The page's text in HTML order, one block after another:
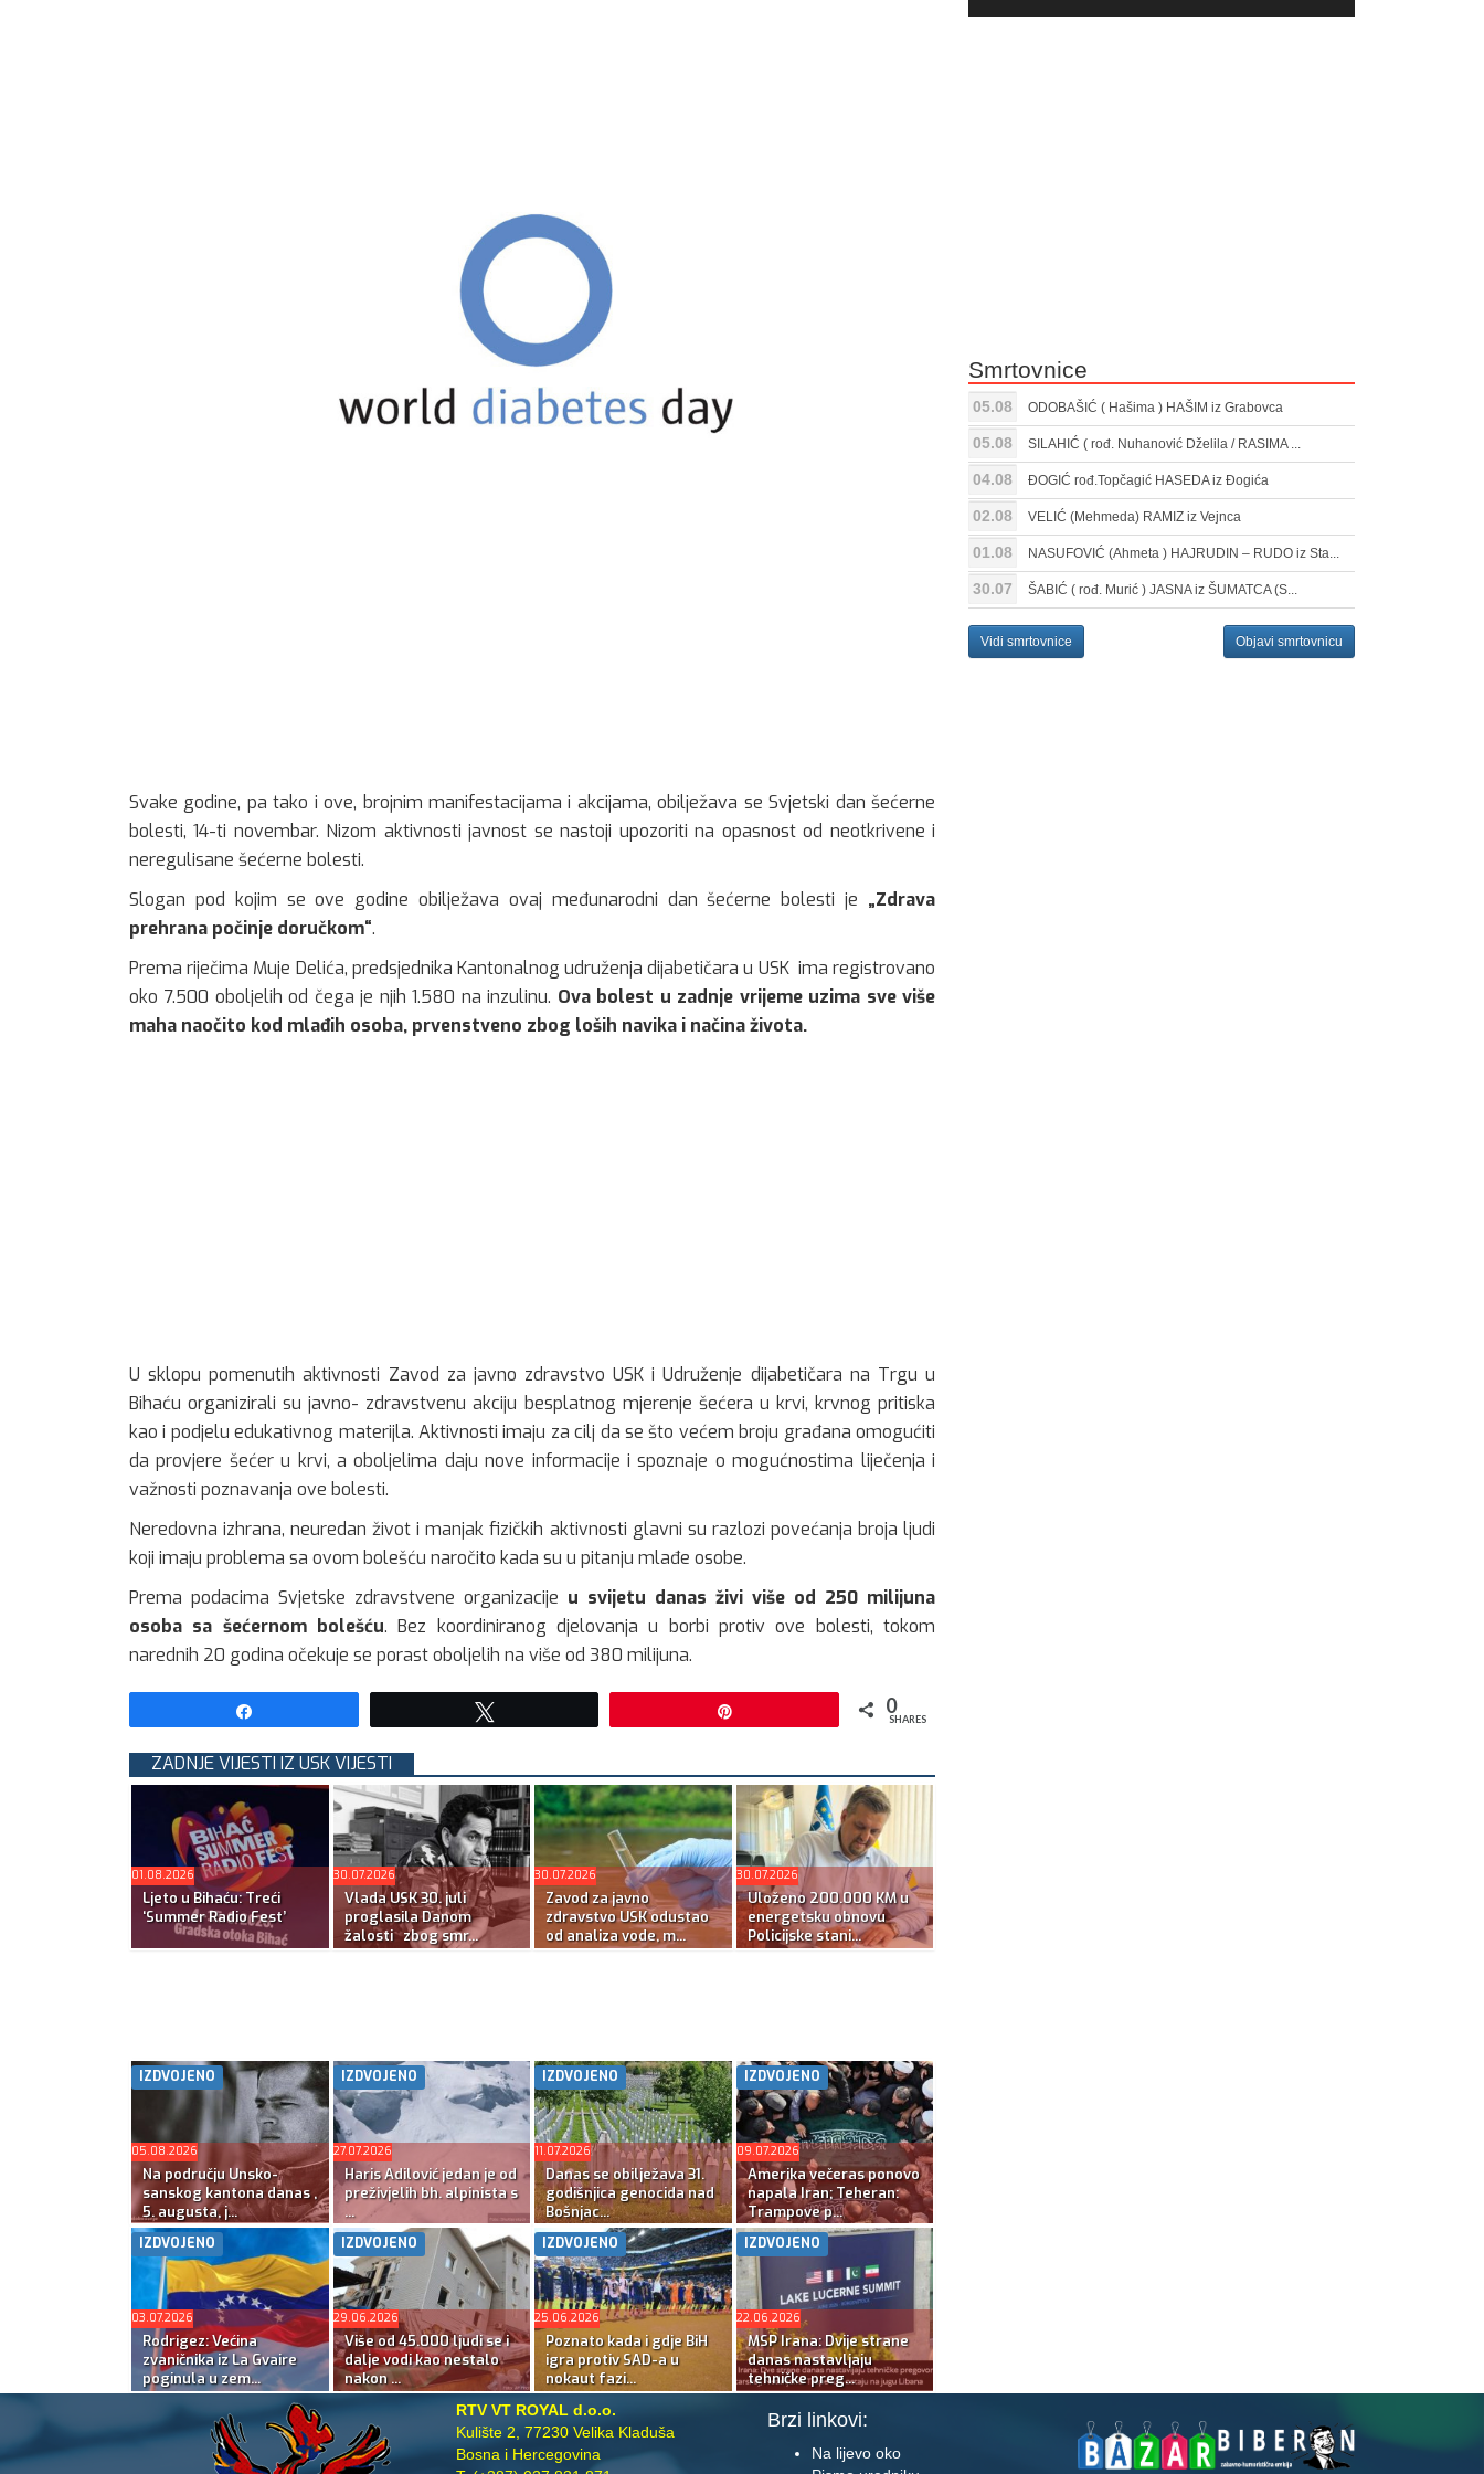
Svake godine, pa tako i ove, brojnim manifestacijama i akcijama, obilježava se Svjetski dan šećerne
bolesti, 14-ti novembar. Nizom aktivnosti javnost se nastoji upozoriti na opasnost od neotkrivene i
neregulisane šećerne bolesti.
Slogan pod kojim se ove godine obilježava ovaj međunarodni dan šećerne bolesti je „Zdrava
prehrana počinje doručkom“.
Prema riječima Muje Delića, predsjednika Kantonalnog udruženja dijabetičara u USK ima registrovano
oko 7.500 oboljelih od čega je njih 1.580 na inzulinu. Ova bolest u zadnje vrijeme uzima sve više
maha naočito kod mlađih osoba, prvenstveno zbog loših navika i načina života.
U sklopu pomenutih aktivnosti Zavod za javno zdravstvo USK i Udruženje dijabetičara na Trgu u
Bihaću organizirali su javno- zdravstvenu akciju besplatnog mjerenje šećera u krvi, krvnog pritiska
kao i podjelu edukativnog materijla. Aktivnosti imaju za cilj da se što većem broju građana omogućiti
da provjere šećer u krvi, a oboljelima daju nove informacije i spoznaje o mogućnostima liječenja i
važnosti poznavanja ove bolesti.
Neredovna izhrana, neuredan život i manjak fizičkih aktivnosti glavni su razlozi povećanja broja ljudi
koji imaju problema sa ovom bolešću naročito kada su u pitanju mlađe osobe.
Prema podacima Svjetske zdravstvene organizacije u svijetu danas živi više od 250 milijuna
osoba sa šećernom bolešću. Bez koordiniranog djelovanja u borbi protiv ove bolesti, tokom
narednih 20 godina očekuje se porast oboljelih na više od 380 milijuna.
0
SHARES
ZADNJE VIJESTI IZ USK VIJESTI
01.08.2026
Ljeto u Bihaću: Treći
‘Summer Radio Fest’
30.07.2026
Vlada USK 30. juli
proglasila Danom
žalosti zbog smr...
30.07.2026
Zavod za javno
zdravstvo USK odustao
od analiza vode, m...
30.07.2026
Uloženo 200.000 KM u
energetsku obnovu
Policijske stani...
IZDVOJENO
05.08.2026
Na području Unsko-
sanskog kantona danas ,
5. augusta, j...
IZDVOJENO
27.07.2026
Haris Adilović jedan je od
preživjelih bh. alpinista s
...
IZDVOJENO
11.07.2026
Danas se obilježava 31.
godišnjica genocida nad
Bošnjac...
IZDVOJENO
09.07.2026
Amerika večeras ponovo
napala Iran; Teheran:
Trampove p...
IZDVOJENO
03.07.2026
Rodrigez: Većina
zvaničnika iz La Gvaire
poginula u zem...
IZDVOJENO
29.06.2026
Više od 45.000 ljudi se i
dalje vodi kao nestalo
nakon ...
IZDVOJENO
25.06.2026
Poznato kada i gdje BiH
igra protiv SAD-a u
nokaut fazi...
IZDVOJENO
22.06.2026
MSP Irana: Dvije strane
danas nastavljaju
tehničke preg...
Gore/Dole
Smrtovnice
05.08 ODOBAŠIĆ ( Hašima ) HAŠIM iz Grabovca
05.08 SILAHIĆ ( rođ. Nuhanović Dželila / RASIMA ...
04.08 ĐOGIĆ rođ.Topčagić HASEDA iz Đogića
02.08 VELIĆ (Mehmeda) RAMIZ iz Vejnca
01.08 NASUFOVIĆ (Ahmeta ) HAJRUDIN – RUDO iz Sta...
30.07 ŠABIĆ ( rođ. Murić ) JASNA iz ŠUMATCA (S...
Vidi smrtovnice Objavi smrtovnicu
RTV VT ROYAL d.o.o.
Kulište 2, 77230 Velika Kladuša
Bosna i Hercegovina
Brzi linkovi:
Na lijevo oko